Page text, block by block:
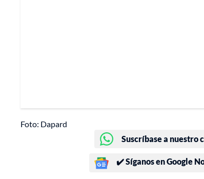
Foto: Dapard
Suscríbase a nuestro
✔️ Síganos en Google